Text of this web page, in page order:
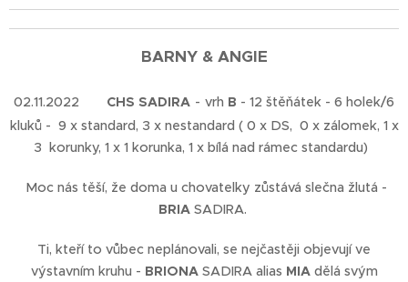
BARNY & ANGIE
02.11.2022 🇸🇰 CHS SADIRA - vrh B - 12 štěňátek - 6 holek/6
kluků - 9 x standard, 3 x nestandard ( 0 x DS, 0 x zálomek, 1 x
3 korunky, 1 x 1 korunka, 1 x bílá nad rámec standardu)
Moc nás těší, že doma u chovatelky zůstává slečna žlutá -
BRIA SADIRA.
Ti, kteří to vůbec neplánovali, se nejčastěji objevují ve
výstavním kruhu - BRIONA SADIRA alias MIA dělá svým